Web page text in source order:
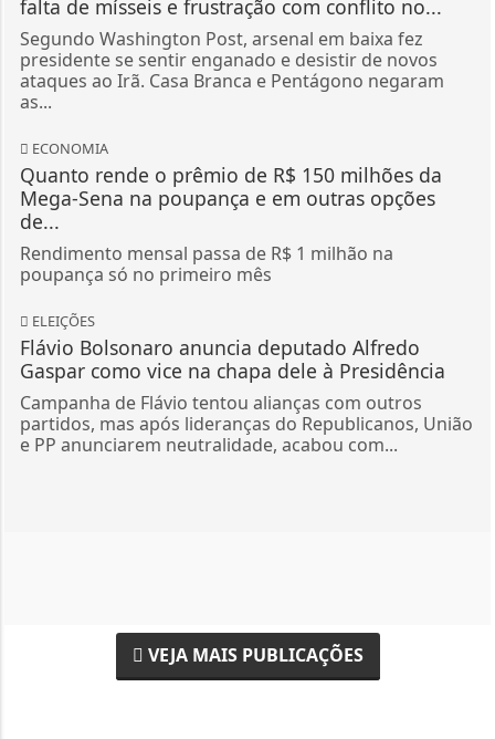
falta de mísseis e frustração com conflito no...
Segundo Washington Post, arsenal em baixa fez
presidente se sentir enganado e desistir de novos
ataques ao Irã. Casa Branca e Pentágono negaram
as...
ECONOMIA
Quanto rende o prêmio de R$ 150 milhões da
Mega-Sena na poupança e em outras opções
de...
Rendimento mensal passa de R$ 1 milhão na
poupança só no primeiro mês
ELEIÇÕES
Flávio Bolsonaro anuncia deputado Alfredo
Gaspar como vice na chapa dele à Presidência
Campanha de Flávio tentou alianças com outros
partidos, mas após lideranças do Republicanos, União
e PP anunciarem neutralidade, acabou com...
VEJA MAIS PUBLICAÇÕES